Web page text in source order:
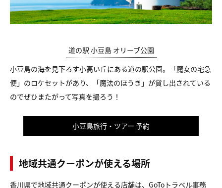
道の駅 小豆島 オリーブ公園
小豆島の海を見下ろす小高い丘にある道の駅公園。「魔女の宅急
便」のロケセットがあり、「魔法のほうき」が貸し出されている
のでぜひまたがって写真を撮ろう！
小豆島旅行・ツアー 予約
地域共通クーポンが使える場所
香川県で地域共通クーポンが使える店舗は、GoToトラベル事務